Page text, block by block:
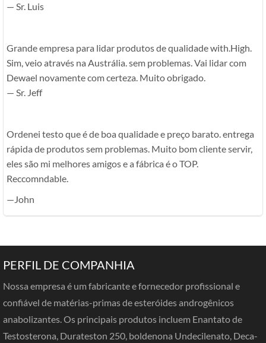
— Sr. Luis
Grande empresa para lidar produtos de qualidade with.High.
Sim, veio através na Austrália. sem problemas. Vai lidar com
Dewael novamente com certeza. Muito obrigado.
— Sr. Jeff
Ordenei testo que é de boa qualidade e preço barato. entrega
rápida de produtos sem problemas. Muito bom cliente servir,
eles são mi melhores amigos e a fábrica é o TOP.
Reccomndable.
—John
PERFIL DE COMPANHIA
Nossa empresa é um fabricante e fornecedor profissional e
confiável de matérias-primas de esteróides androgênicos
anabolizantes. Os principais produtos incluem Enantato de
Testosterona, Durateston 250, boldenona Undecilenato, Deca-